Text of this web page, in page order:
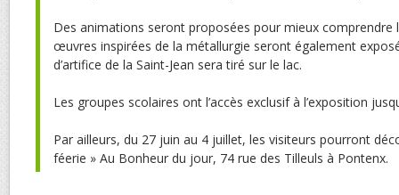
Des animations seront proposées pour mieux comprendre
œuvres inspirées de la métallurgie seront également
d’artifice de la Saint-Jean sera tiré sur le lac.
Les groupes scolaires ont l’accès exclusif à l’exposition
Par ailleurs, du 27 juin au 4 juillet, les visiteurs pourront
féerie » Au Bonheur du jour, 74 rue des Tilleuls à Pontenx.